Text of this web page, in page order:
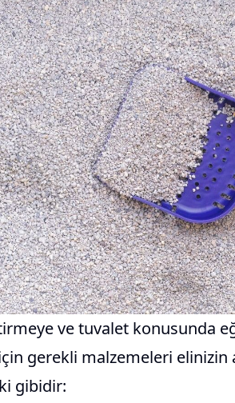
ve tuvalet konusunda
gerekli malzemeleri elinizin
gibidir: